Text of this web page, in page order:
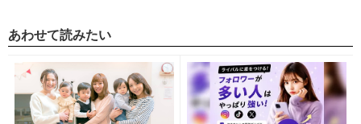
あわせて読みたい